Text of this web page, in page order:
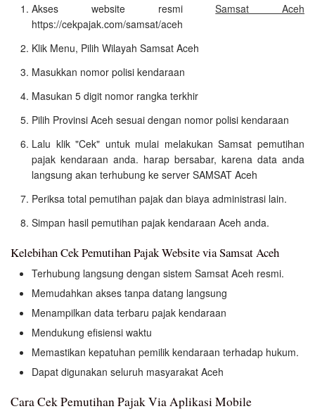
Akses website resmiSamsat Aceh
https://cekpajak.com/samsat/aceh
Klik Menu, Pilih Wilayah Samsat Aceh
Masukkan nomor polisi kendaraan
Masukan 5 digit nomor rangka terkhir
Pilih Provinsi Aceh sesuai dengan nomor polisi kendaraan
Lalu klik "Cek" untuk mulai melakukan Samsat pemutihan
pajak kendaraan anda. harap bersabar, karena data anda
langsung akan terhubung ke server SAMSAT Aceh
Periksa total pemutihan pajak dan biaya administrasi lain.
Simpan hasil pemutihan pajak kendaraan Aceh anda.
Kelebihan Cek Pemutihan Pajak Website via Samsat Aceh
Terhubung langsung dengan sistem Samsat Aceh resmi.
Memudahkan akses tanpa datang langsung
Menampilkan data terbaru pajak kendaraan
Mendukung efisiensi waktu
Memastikan kepatuhan pemilik kendaraan terhadap hukum.
Dapat digunakan seluruh masyarakat Aceh
Cara Cek Pemutihan Pajak Via Aplikasi Mobile